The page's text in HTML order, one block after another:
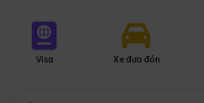
Visa Xe đưa đón